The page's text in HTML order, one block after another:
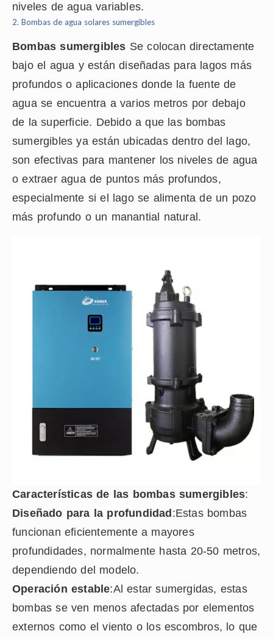
niveles de agua variables.
2. Bombas de agua solares sumergibles
Bombas sumergibles Se colocan directamente
bajo el agua y están diseñadas para lagos más
profundos o aplicaciones donde la fuente de
agua se encuentra a varios metros por debajo
de la superficie. Debido a que las bombas
sumergibles ya están ubicadas dentro del lago,
son efectivas para mantener los niveles de agua
o extraer agua de puntos más profundos,
especialmente si el lago se alimenta de un pozo
más profundo o un manantial natural.
Características de las bombas sumergibles:
Diseñado para la profundidad :Estas bombas
funcionan eficientemente a mayores
profundidades, normalmente hasta 20-50 metros,
dependiendo del modelo.
Operación estable:Al estar sumergidas, estas
bombas se ven menos afectadas por elementos
externos como el viento o los escombros, lo que